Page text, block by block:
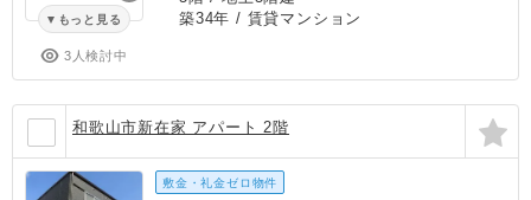
もっと見る
3人検討中
築34年 / 賃貸マンション
和歌山市新在家 アパート 2階
敷金・礼金ゼロ物件